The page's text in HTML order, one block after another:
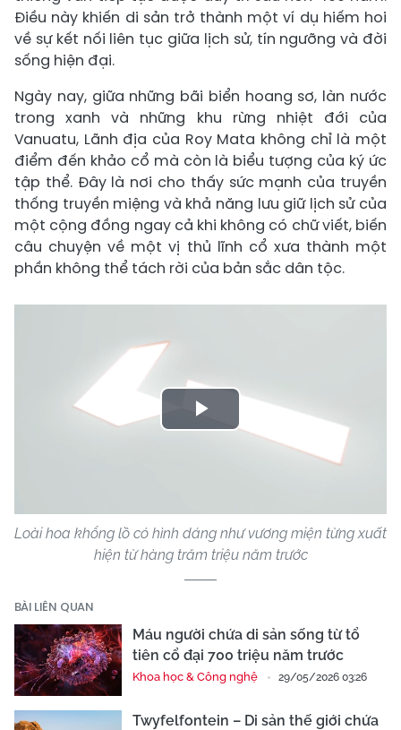
Điều này khiến di sản trở thành một ví dụ hiếm hoi
về sự kết nối liên tục giữa lịch sử, tín ngưỡng và đời
sống hiện đại.
Ngày nay, giữa những bãi biển hoang sơ, làn nước
trong xanh và những khu rừng nhiệt đới của
Vanuatu, Lãnh địa của Roy Mata không chỉ là một
điểm đến khảo cổ mà còn là biểu tượng của ký ức
tập thể. Đây là nơi cho thấy sức mạnh của truyền
thống truyền miệng và khả năng lưu giữ lịch sử của
một cộng đồng ngay cả khi không có chữ viết, biến
câu chuyện về một vị thủ lĩnh cổ xưa thành một
phần không thể tách rời của bản sắc dân tộc.
Play
Loài hoa khổng lồ có hình dáng như vương miện từng xuất
hiện từ hàng trăm triệu năm trước
BÀI LIÊN QUAN
Máu người chứa di sản sống từ tổ
tiên cổ đại 700 triệu năm trước
Khoa học & Công nghệ 29/05/2026 03:26
Twyfelfontein – Di sản thế giới chứa